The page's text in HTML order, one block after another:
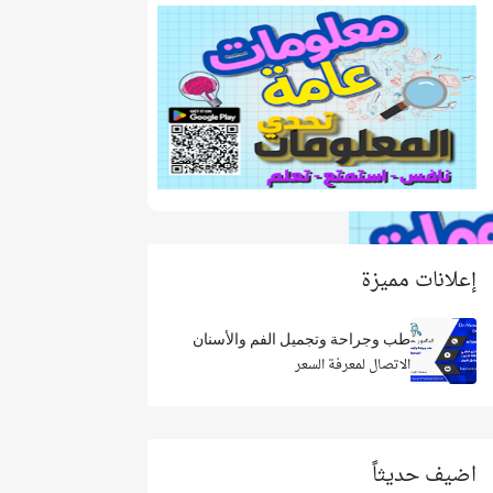
إعلانات مميزة
طب وجراحة وتجميل الفم والأسنان
الاتصال لمعرفة السعر
اضيف حديثاً